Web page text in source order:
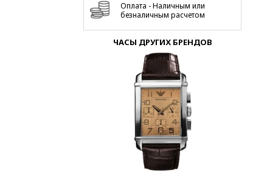
Оплата - Наличным или
безналичным расчетом
ЧАСЫ ДРУГИХ БРЕНДОВ